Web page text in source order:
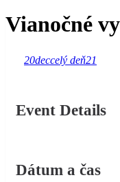
Vianočné
20deccelý deň21
Event Details
Dátum a čas